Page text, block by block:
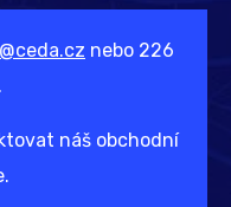
nebo 226
náš obchodní